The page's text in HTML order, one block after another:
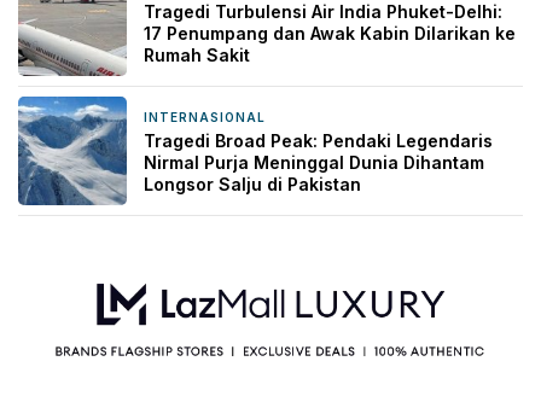
Tragedi Turbulensi Air India Phuket-Delhi:
17 Penumpang dan Awak Kabin Dilarikan ke
Rumah Sakit
INTERNASIONAL
Tragedi Broad Peak: Pendaki Legendaris
Nirmal Purja Meninggal Dunia Dihantam
Longsor Salju di Pakistan